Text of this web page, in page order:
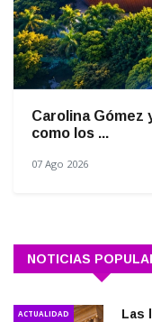
Carolina Gómez
como los ...
07 Ago 2026
NOTICIAS
ACTUALIDAD
Las